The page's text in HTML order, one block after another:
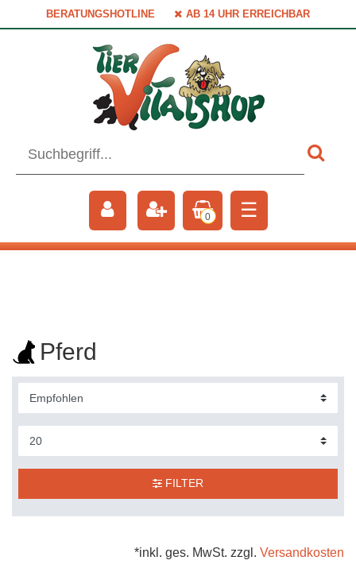
BERATUNGSHOTLINE AB 14 UHR ERREICHBAR
0 ☰
Pferd
FILTER
*inkl. ges. MwSt. zzgl. Versandkosten